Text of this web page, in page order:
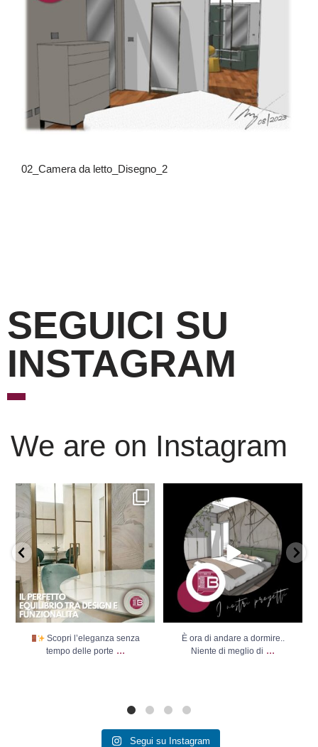
02_Camera da letto_Disegno_2
SEGUICI SU
INSTAGRAM
We are on Instagram
Scopri l’eleganza senza
tempo delle porte
Scopri l’eleganza senza
tempo delle porte ...
È ora di andare a dormire..
Niente di meglio di
È ora di andare a dormire..
Niente di meglio di ...
Segui su Instagram